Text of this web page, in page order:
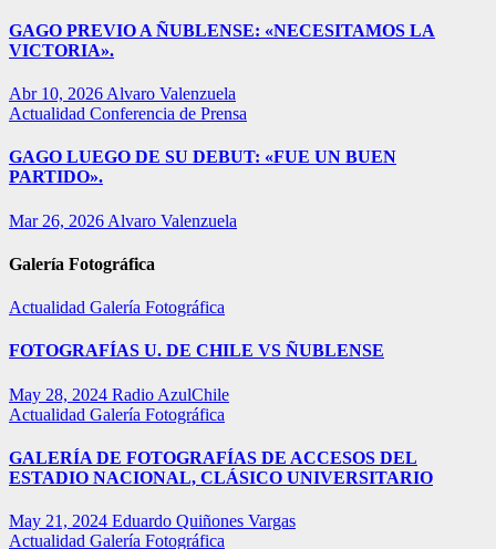
GAGO PREVIO A ÑUBLENSE: «NECESITAMOS LA
VICTORIA».
Abr 10, 2026 Alvaro Valenzuela
Actualidad Conferencia de Prensa
GAGO LUEGO DE SU DEBUT: «FUE UN BUEN
PARTIDO».
Mar 26, 2026 Alvaro Valenzuela
Galería Fotográfica
Actualidad Galería Fotográfica
FOTOGRAFÍAS U. DE CHILE VS ÑUBLENSE
May 28, 2024 Radio AzulChile
Actualidad Galería Fotográfica
GALERÍA DE FOTOGRAFÍAS DE ACCESOS DEL
ESTADIO NACIONAL, CLÁSICO UNIVERSITARIO
May 21, 2024 Eduardo Quiñones Vargas
Actualidad Galería Fotográfica